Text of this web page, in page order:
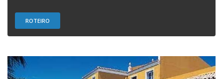
ROTEIRO